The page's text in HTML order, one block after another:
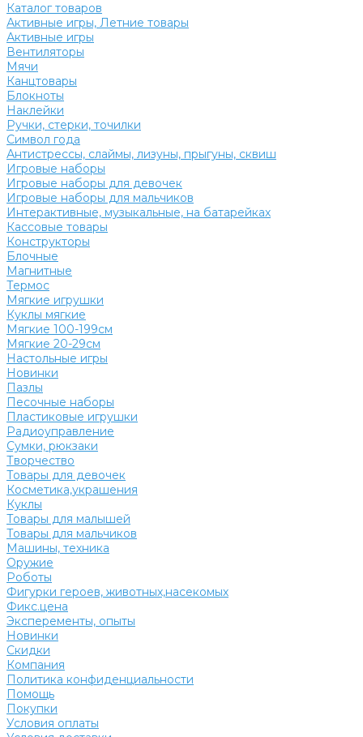
Каталог товаров
Активные игры, Летние товары
Активные игры
Вентиляторы
Мячи
Канцтовары
Блокноты
Наклейки
Ручки, стерки, точилки
Символ года
Антистрессы, слаймы, лизуны, прыгуны, сквиш
Игровые наборы
Игровые наборы для девочек
Игровые наборы для мальчиков
Интерактивные, музыкальные, на батарейках
Кассовые товары
Конструкторы
Блочные
Магнитные
Термос
Мягкие игрушки
Куклы мягкие
Мягкие 100-199см
Мягкие 20-29см
Настольные игры
Новинки
Пазлы
Песочные наборы
Пластиковые игрушки
Радиоуправление
Сумки, рюкзаки
Творчество
Товары для девочек
Косметика,украшения
Куклы
Товары для малышей
Товары для мальчиков
Машины, техника
Оружие
Роботы
Фигурки героев, животных,насекомых
Фикс.цена
Эксперементы, опыты
Новинки
Скидки
Компания
Политика конфиденциальности
Помощь
Покупки
Условия оплаты